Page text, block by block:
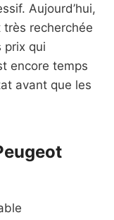
Aujourd’hui,
recherchée
prix qui
encore temps
avant que les